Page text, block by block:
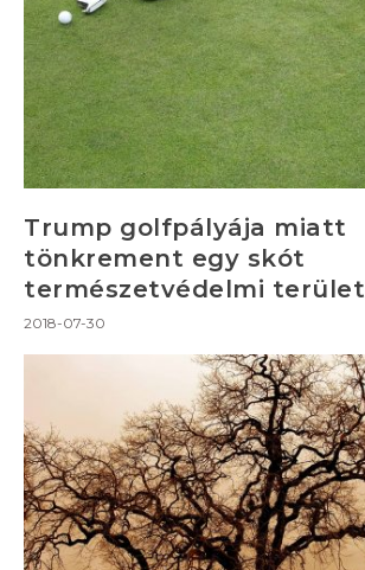
Trump golfpályája miatt
tönkrement egy skót
természetvédelmi terület
2018-07-30